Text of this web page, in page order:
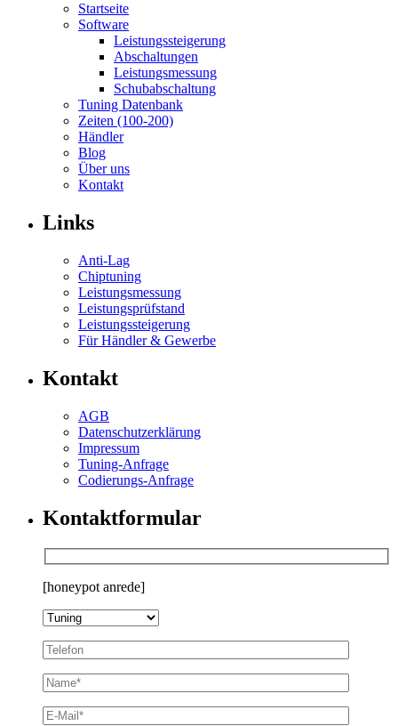
Startseite
Software
Leistungssteigerung
Abschaltungen
Leistungsmessung
Schubabschaltung
Tuning Datenbank
Zeiten (100-200)
Händler
Blog
Über uns
Kontakt
Links
Anti-Lag
Chiptuning
Leistungsmessung
Leistungsprüfstand
Leistungssteigerung
Für Händler & Gewerbe
Kontakt
AGB
Datenschutzerklärung
Impressum
Tuning-Anfrage
Codierungs-Anfrage
Kontaktformular
[honeypot anrede]